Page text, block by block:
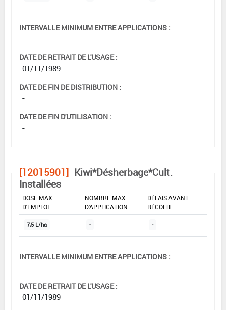
INTERVALLE MINIMUM ENTRE APPLICATIONS :
-
DATE DE RETRAIT DE L'USAGE :
01/11/1989
DATE DE FIN DE DISTRIBUTION :
-
DATE DE FIN D'UTILISATION :
-
[12015901] Kiwi*Désherbage*Cult.
Installées
DOSE MAX
D'EMPLOI
NOMBRE MAX
D'APPLICATION
DÉLAIS AVANT
RÉCOLTE
7,5 L/ha - -
INTERVALLE MINIMUM ENTRE APPLICATIONS :
-
DATE DE RETRAIT DE L'USAGE :
01/11/1989